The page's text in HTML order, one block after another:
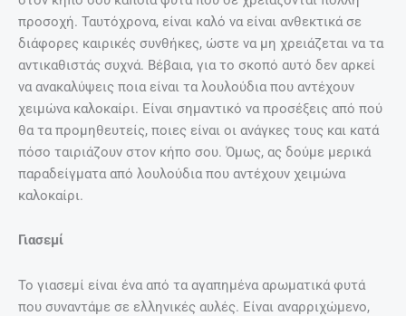
προσοχή. Ταυτόχρονα, είναι καλό να είναι ανθεκτικά σε
διάφορες καιρικές συνθήκες, ώστε να μη χρειάζεται να τα
αντικαθιστάς συχνά. Βέβαια, για το σκοπό αυτό δεν αρκεί
να ανακαλύψεις ποια είναι τα λουλούδια που αντέχουν
χειμώνα καλοκαίρι. Είναι σημαντικό να προσέξεις από πού
θα τα προμηθευτείς, ποιες είναι οι ανάγκες τους και κατά
πόσο ταιριάζουν στον κήπο σου. Όμως, ας δούμε μερικά
παραδείγματα από λουλούδια που αντέχουν χειμώνα
καλοκαίρι.
Γιασεμί
Το γιασεμί είναι ένα από τα αγαπημένα αρωματικά φυτά
που συναντάμε σε ελληνικές αυλές. Είναι αναρριχώμενο,